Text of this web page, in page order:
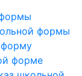
формы
форму
форме